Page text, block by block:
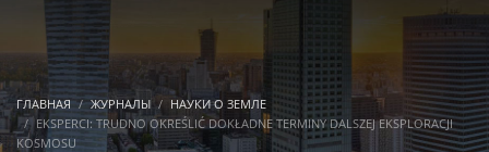
ГЛАВНАЯ ЖУРНАЛЫ
НАУКИ О ЗЕМЛЕ
EKSPERCI: TRUDNO OKREŚLIĆ DOKŁADNE TERMINY DALSZEJ EKSPLORACJI
KOSMOSU